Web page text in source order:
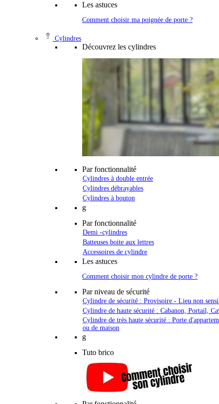
Les astuces
Comment choisir ma poignée de porte ?
Cylindres
Découvrez les cylindres
Par fonctionnalité
Cylindres à double entrée
Cylindres débrayables
Cylindres à bouton
g
Par fonctionnalité
Demi -cylindres
Batteuses boite aux lettres
Accessoires de cylindre
Les astuces
Comment choisir mon cylindre de porte ?
Par niveau de sécurité
Cylindre de sécurité : Provisoire - Lieu non
Cylindre de haute sécurité : Cabanon, Portail,
Cylindre de très haute sécurité : Porte
ou de maison
g
Tuto brico